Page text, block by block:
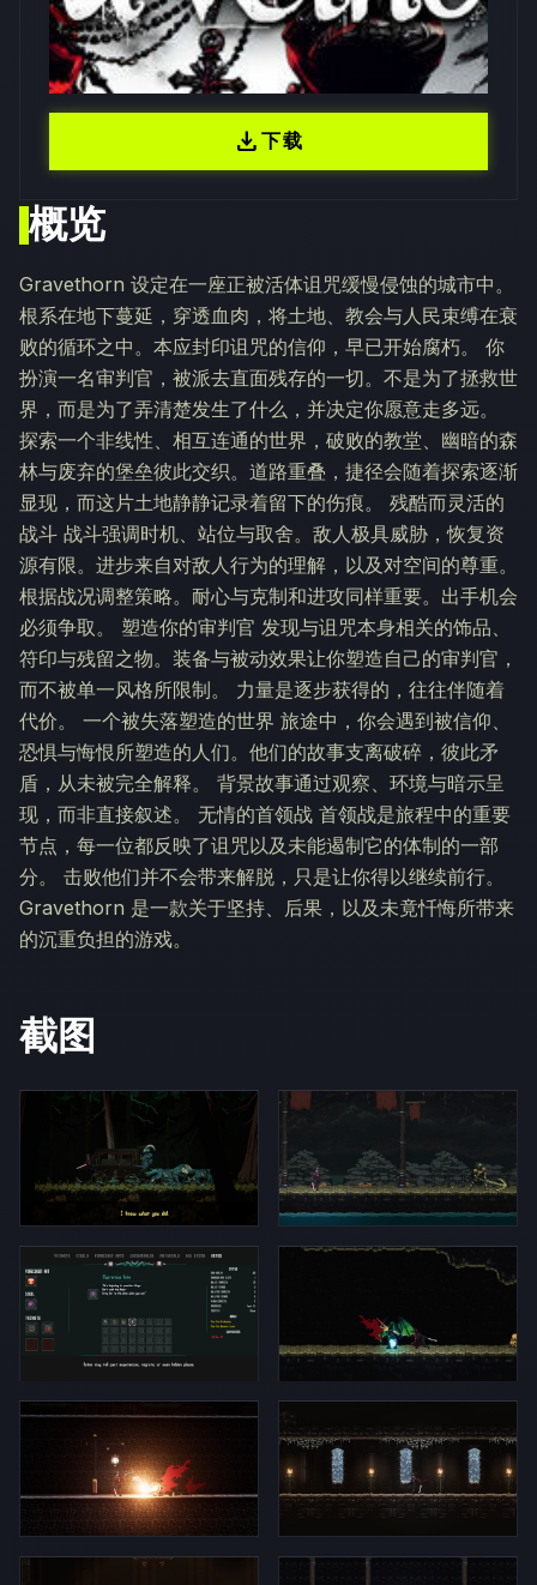
概览
Gravethorn 设定在一座正被活体诅咒缓慢侵蚀的城市中。
根系在地下蔓延，穿透血肉，将土地、教会与人民束缚在衰
败的循环之中。本应封印诅咒的信仰，早已开始腐朽。 你
扮演一名审判官，被派去直面残存的一切。不是为了拯救世
界，而是为了弄清楚发生了什么，并决定你愿意走多远。
探索一个非线性、相互连通的世界，破败的教堂、幽暗的森
林与废弃的堡垒彼此交织。道路重叠，捷径会随着探索逐渐
显现，而这片土地静静记录着留下的伤痕。 残酷而灵活的
战斗 战斗强调时机、站位与取舍。敌人极具威胁，恢复资
源有限。进步来自对敌人行为的理解，以及对空间的尊重。
根据战况调整策略。耐心与克制和进攻同样重要。出手机会
必须争取。 塑造你的审判官 发现与诅咒本身相关的饰品、
符印与残留之物。装备与被动效果让你塑造自己的审判官，
而不被单一风格所限制。 力量是逐步获得的，往往伴随着
代价。 一个被失落塑造的世界 旅途中，你会遇到被信仰、
恐惧与悔恨所塑造的人们。他们的故事支离破碎，彼此矛
盾，从未被完全解释。 背景故事通过观察、环境与暗示呈
现，而非直接叙述。 无情的首领战 首领战是旅程中的重要
节点，每一位都反映了诅咒以及未能遏制它的体制的一部
分。 击败他们并不会带来解脱，只是让你得以继续前行。
Gravethorn 是一款关于坚持、后果，以及未竟忏悔所带来
的沉重负担的游戏。
截图
download下载